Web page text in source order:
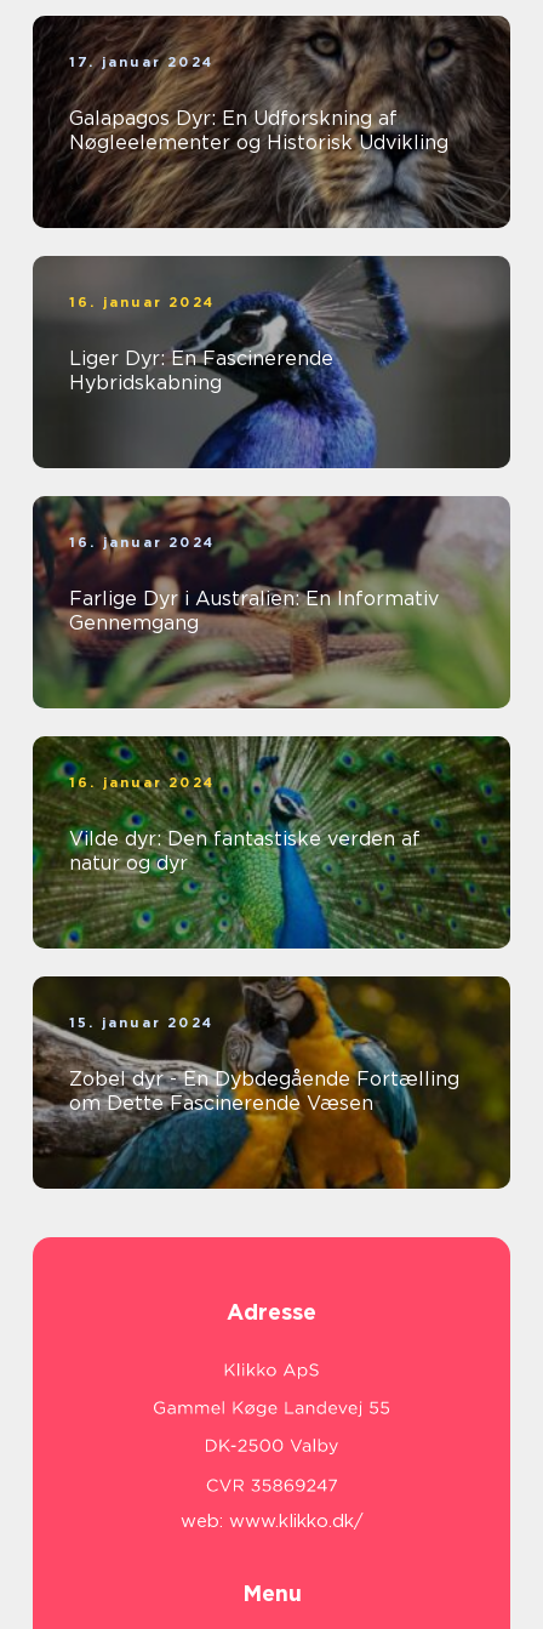
17. januar 2024
Galapagos Dyr: En Udforskning af
Nøgleelementer og Historisk Udvikling
16. januar 2024
Liger Dyr: En Fascinerende
Hybridskabning
16. januar 2024
Farlige Dyr i Australien: En Informativ
Gennemgang
16. januar 2024
Vilde dyr: Den fantastiske verden af
natur og dyr
15. januar 2024
Zobel dyr - En Dybdegående Fortælling
om Dette Fascinerende Væsen
Adresse
web: www.klikko.dk/
Menu